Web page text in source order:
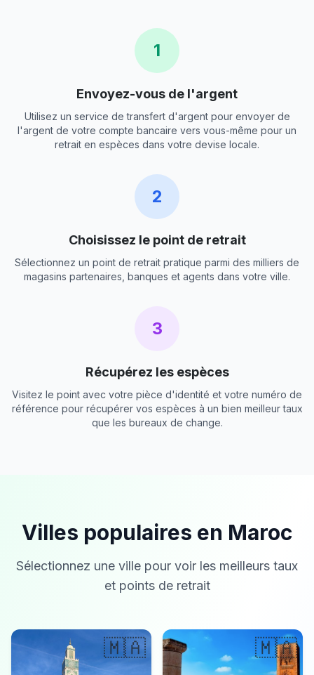
1
Envoyez-vous de l'argent
Utilisez un service de transfert d'argent pour envoyer de
l'argent de votre compte bancaire vers vous-même pour un
retrait en espèces dans votre devise locale.
2
Choisissez le point de retrait
Sélectionnez un point de retrait pratique parmi des milliers de
magasins partenaires, banques et agents dans votre ville.
3
Récupérez les espèces
Visitez le point avec votre pièce d'identité et votre numéro de
référence pour récupérer vos espèces à un bien meilleur taux
que les bureaux de change.
Villes populaires en Maroc
Sélectionnez une ville pour voir les meilleurs taux
et points de retrait
🇲🇦 🇲🇦